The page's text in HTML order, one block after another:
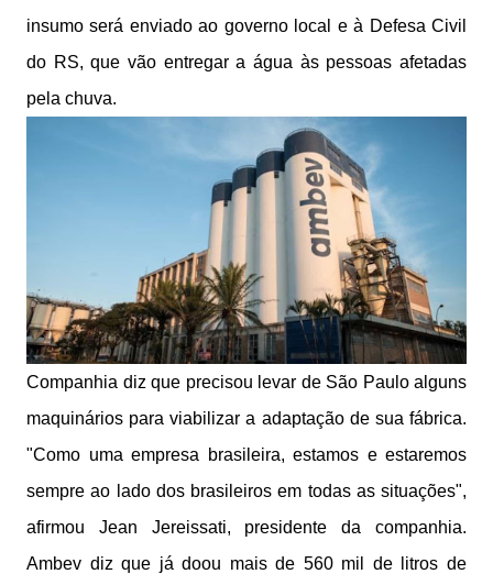
insumo será enviado ao governo local e à Defesa Civil
do RS, que vão entregar a água às pessoas afetadas
pela chuva.
Companhia diz que precisou levar de São Paulo alguns
maquinários para viabilizar a adaptação de sua fábrica.
"Como uma empresa brasileira, estamos e estaremos
sempre ao lado dos brasileiros em todas as situações",
afirmou Jean Jereissati, presidente da companhia.
Ambev diz que já doou mais de 560 mil de litros de